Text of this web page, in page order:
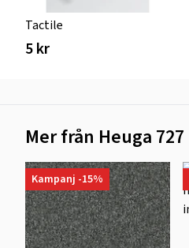
Tactile
5 kr
Mer från Heuga 727
Kampanj -15%